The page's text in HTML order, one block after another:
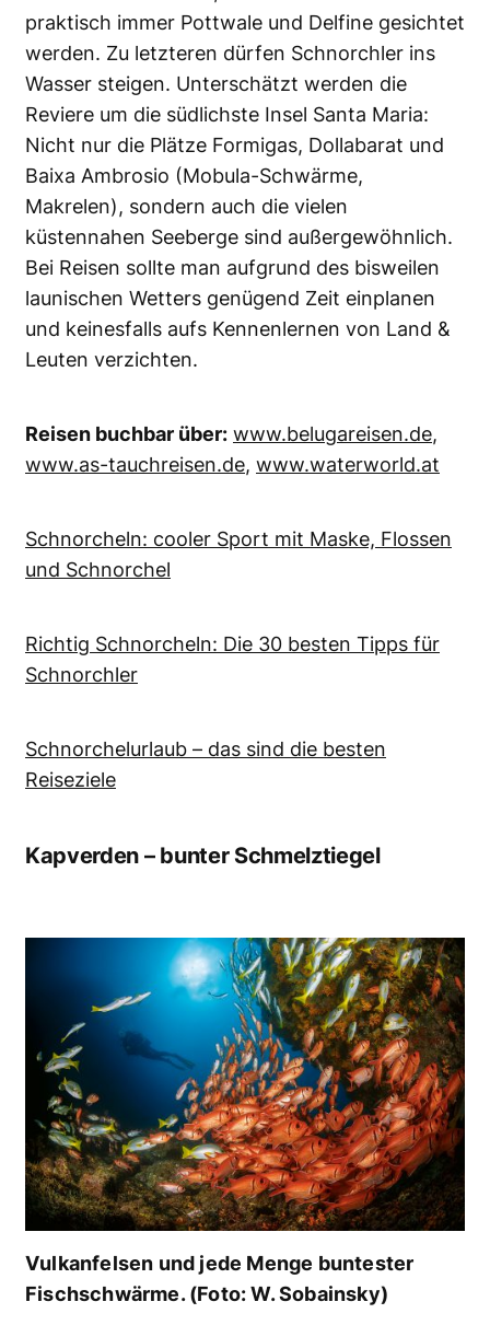
praktisch immer Pottwale und Delfine gesichtet
werden. Zu letzteren dürfen Schnorchler ins
Wasser steigen. Unterschätzt werden die
Reviere um die südlichste Insel Santa Maria:
Nicht nur die Plätze Formigas, Dollabarat und
Baixa Ambrosio (Mobula-Schwärme,
Makrelen), sondern auch die vielen
küstennahen Seeberge sind außergewöhnlich.
Bei Reisen sollte man aufgrund des bisweilen
launischen Wetters genügend Zeit einplanen
und keinesfalls aufs Kennenlernen von Land &
Leuten verzichten.
Reisen buchbar über: www.belugareisen.de,
www.as-tauchreisen.de, www.waterworld.at
Schnorcheln: cooler Sport mit Maske, Flossen
und Schnorchel
Richtig Schnorcheln: Die 30 besten Tipps für
Schnorchler
Schnorchelurlaub – das sind die besten
Reiseziele
Kapverden – bunter Schmelztiegel
Vulkanfelsen und jede Menge buntester
Fischschwärme. (Foto: W. Sobainsky)